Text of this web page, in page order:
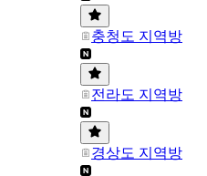
충청도 지역방
전라도 지역방
경상도 지역방